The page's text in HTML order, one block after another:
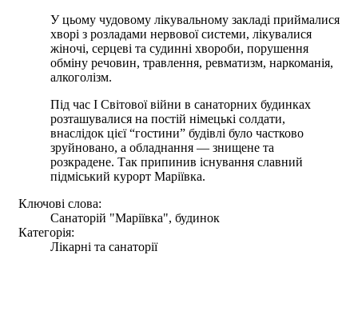
У цьому чудовому лікувальному закладі приймалися
хворі з розладами нервової системи, лікувалися
жіночі, серцеві та судинні хвороби, порушення
обміну речовин, травлення, ревматизм, наркоманія,
алкоголізм.
Під час I Світової війни в санаторних будинках
розташувалися на постій німецькі солдати,
внаслідок цієї “гостини” будівлі було частково
зруйновано, а обладнання — знищене та
розкрадене. Так припинив існування славний
підміський курорт Маріївка.
Ключові слова:
Санаторій "Маріївка", будинок
Категорія:
Лікарні та санаторії